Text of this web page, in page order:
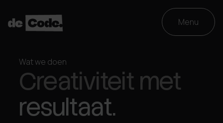
Menu
Menu
Wat we doen
Creativiteit met
resultaat.